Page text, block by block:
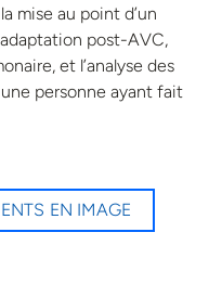
mise au point d’un
post-AVC,
et l’analyse des
personne ayant fait
EN IMAGE